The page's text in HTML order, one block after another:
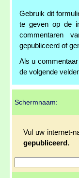
Gebruik dit
te geven op de
commentaren
gepubliceerd of
Als u
de volgende
Schermnaam:
Vul uw internet-
gepubliceerd.